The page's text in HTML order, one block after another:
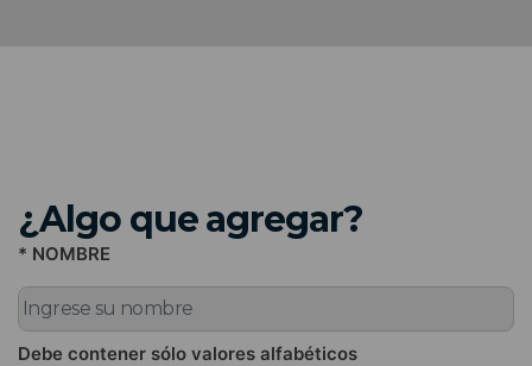
¿Algo que agregar?
* NOMBRE
Debe contener sólo valores alfabéticos